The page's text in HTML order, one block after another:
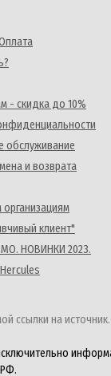
- скидка до 10%
обслуживание
и возврата
клиент"
НОВИНКИ 2023.
ссылки на источник.